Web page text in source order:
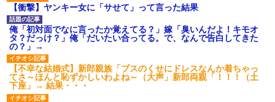
【GIF】JSのカンチョーワロ
タ
後続車にクラクションを鳴ら
され彼氏が逆切れ。「何クラク
ション鳴らしてんだ！降りてこ
いよ！」と怒鳴りだし...
【衝撃】報酬100万円超の治験
募集がこちらｗｗｗｗｗ(※画像
あり)
【ネット騒然】惨殺されたタ
【衝撃】ヤンキー女に「サせて」って言った結果
俺「初対面でなに言ったか覚えてる？」嫁「臭いんだよ！キモオ
タ？だっけ？」俺「だいたい合ってる。で、なんで告白してきた
の？」→
【不幸な結婚式】新郎親族「ブスのくせにドレスなんか着ちゃっ
てさ～ほんと恥ずかしいわよね～（大声」新郎両親「！！！（土
下座」→ 結果・・・